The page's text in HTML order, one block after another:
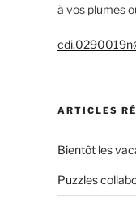
à vos plumes
ARTICLES
Bientôt les
Puzzles